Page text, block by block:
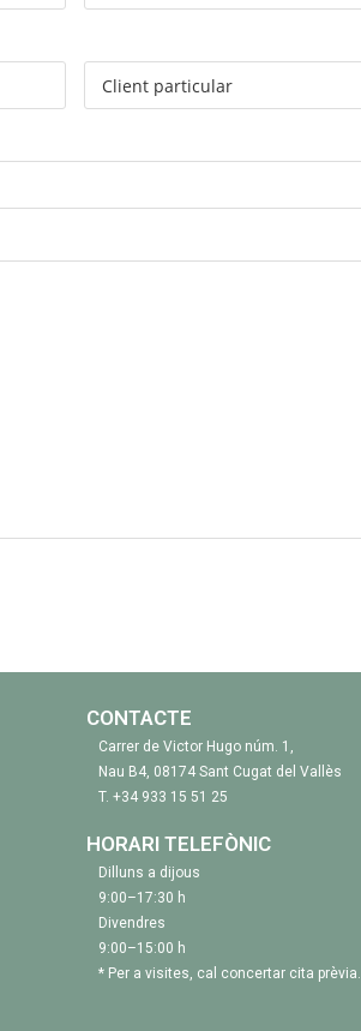
CONTACTE
Carrer de Victor Hugo núm. 1,
Nau B4, 08174 Sant Cugat del Vallès
T. +34 933 15 51 25
HORARI TELEFÒNIC
Dilluns a dijous
9:00–17:30 h
Divendres
9:00–15:00 h
* Per a visites, cal concertar cita prèvia.